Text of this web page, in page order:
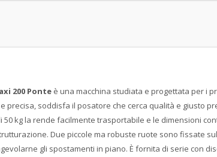
200 Ponteè una macchina studiata e progettata per i
precisa, soddisfa il posatore che cerca qualità e giusto
50 kg la rende facilmente trasportabile e le dimensioni
Due piccole ma robuste ruote sono fissate
gli spostamenti in piano. È fornita di serie con